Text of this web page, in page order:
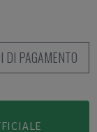
DI PAGAMENTO